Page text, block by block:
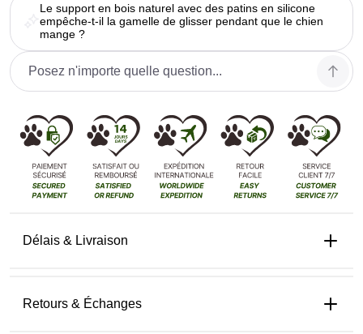
Le support en bois naturel avec des patins en silicone
empêche-t-il la gamelle de glisser pendant que le chien
mange ?
Délais & Livraison
Retours & Échanges